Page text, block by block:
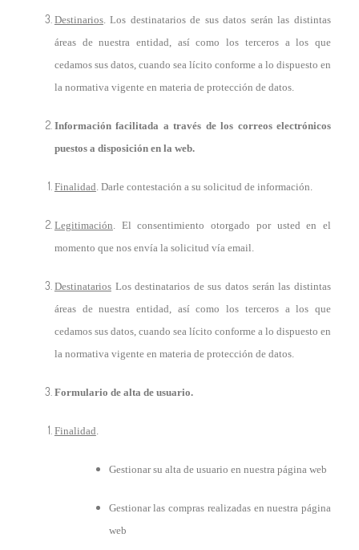
Destinarios. Los destinatarios de sus datos serán las distintas
áreas de nuestra entidad, así como los terceros a los que
cedamos sus datos, cuando sea lícito conforme a lo dispuesto en
la normativa vigente en materia de protección de datos.
Información facilitada a través de los correos electrónicos
puestos a disposición en la web.
Finalidad. Darle contestación a su solicitud de información.
Legitimación. El consentimiento otorgado por usted en el
momento que nos envía la solicitud vía email.
DestinatariosLos destinatarios de sus datos serán las distintas
áreas de nuestra entidad, así como los terceros a los que
cedamos sus datos, cuando sea lícito conforme a lo dispuesto en
la normativa vigente en materia de protección de datos.
Formulario de alta de usuario.
Finalidad.
Gestionar su alta de usuario en nuestra página web
Gestionar las compras realizadas en nuestra página
web